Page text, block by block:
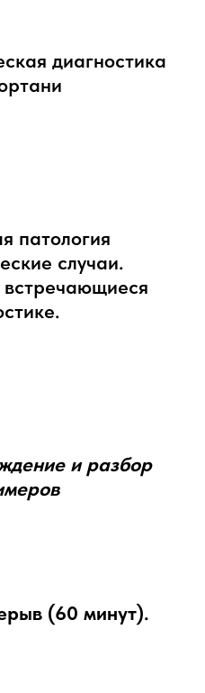
диагностика
патология
случаи.
и разбор
(60 минут).